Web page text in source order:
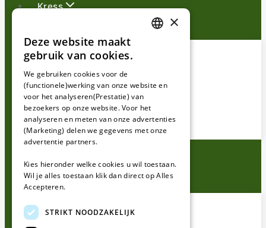
Kress
Alles voor Kress
Kress Mesjes
Kress Perimeterdraad
Kress Kabeltesters
Kress Installatie sets
Kress Reparatie sets
Kress Draadpennen
Kress Draadverbinders
Parkside
Parkside Mesjes
GERMAN
×
Deze website maakt
gebruik van cookies.
We gebruiken cookies voor de
(functionele)werking van onze website en
voor het analyseren(Prestatie) van
bezoekers op onze website. Voor het
analyseren en meten van onze advertenties
(Marketing) delen we gegevens met onze
advertentie partners.
Kies hieronder welke cookies u wil toestaan.
Wil je alles toestaan klik dan direct op Alles
Accepteren.
STRIKT NOODZAKELIJK